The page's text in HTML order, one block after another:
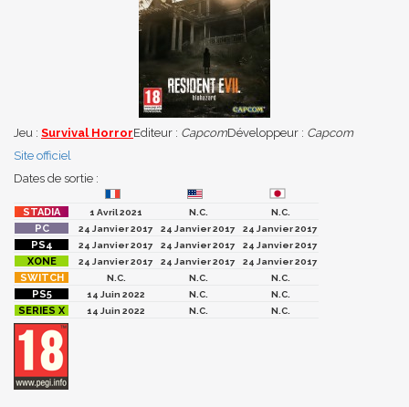
Jeu : Survival HorrorEditeur : CapcomDéveloppeur : Capcom
Site officiel
Dates de sortie :
1 Avril 2021 N.C.
N.C.
24 Janvier 2017
24 Janvier 2017
24 Janvier 2017
24 Janvier 2017
24 Janvier 2017
24 Janvier 2017
24 Janvier 2017
24 Janvier 2017
24 Janvier 2017
N.C.
N.C.
N.C.
14 Juin 2022
N.C.
N.C.
14 Juin 2022
N.C. N.C.